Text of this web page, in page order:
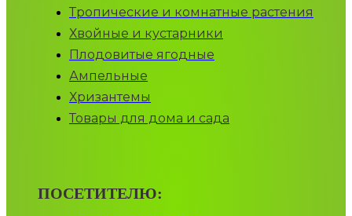
Тропические и комнатные растения
Хвойные и кустарники
Плодовитые ягодные
Ампельные
Хризантемы
Товары для дома и сада
ПОСЕТИТЕЛЮ: